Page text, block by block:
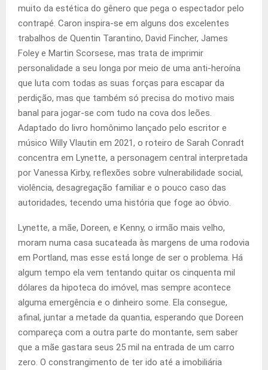
muito da estética do gênero que pega o espectador pelo
contrapé. Caron inspira-se em alguns dos excelentes
trabalhos de Quentin Tarantino, David Fincher, James
Foley e Martin Scorsese, mas trata de imprimir
personalidade a seu longa por meio de uma anti-heroína
que luta com todas as suas forças para escapar da
perdição, mas que também só precisa do motivo mais
banal para jogar-se com tudo na cova dos leões.
Adaptado do livro homônimo lançado pelo escritor e
músico Willy Vlautin em 2021, o roteiro de Sarah Conradt
concentra em Lynette, a personagem central interpretada
por Vanessa Kirby, reflexões sobre vulnerabilidade social,
violência, desagregação familiar e o pouco caso das
autoridades, tecendo uma história que foge ao óbvio.
Lynette, a mãe, Doreen, e Kenny, o irmão mais velho,
moram numa casa sucateada às margens de uma rodovia
em Portland, mas esse está longe de ser o problema. Há
algum tempo ela vem tentando quitar os cinquenta mil
dólares da hipoteca do imóvel, mas sempre acontece
alguma emergência e o dinheiro some. Ela consegue,
afinal, juntar a metade da quantia, esperando que Doreen
compareça com a outra parte do montante, sem saber
que a mãe gastara seus 25 mil na entrada de um carro
zero. O constrangimento de ter ido até a imobiliária